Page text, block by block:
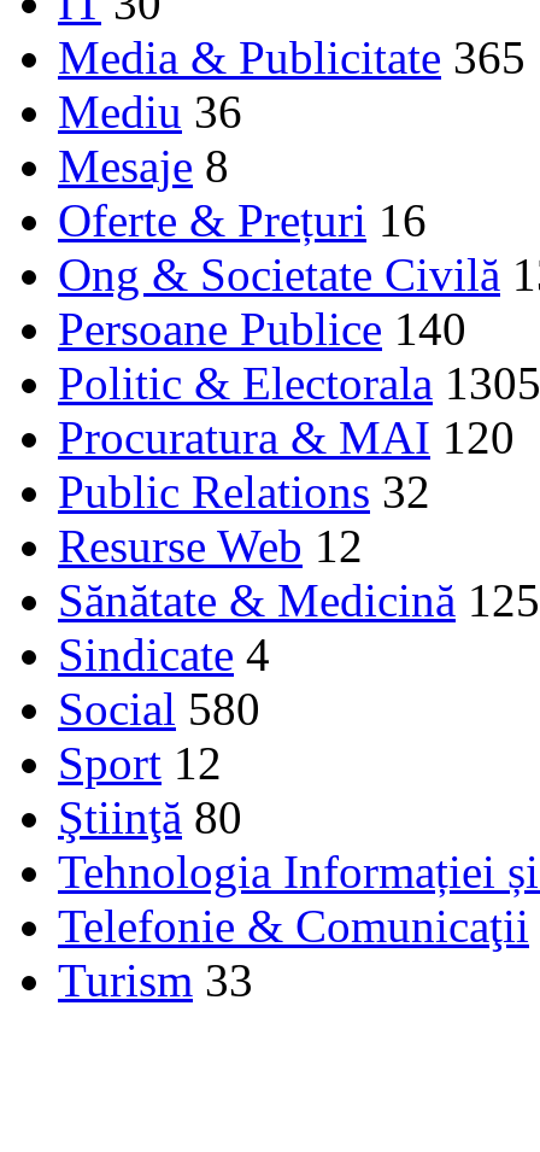
Media & Publicitate 365
Mediu 36
Mesaje 8
Oferte & Prețuri 16
Ong & Societate Civilă
Persoane Publice 140
Politic & Electorala 1305
Procuratura & MAI 120
Public Relations 32
Resurse Web 12
Sănătate & Medicină 125
Sindicate 4
Social 580
Sport 12
Ştiinţă 80
Tehnologia Informației
Telefonie & Comunicaţii
Turism 33